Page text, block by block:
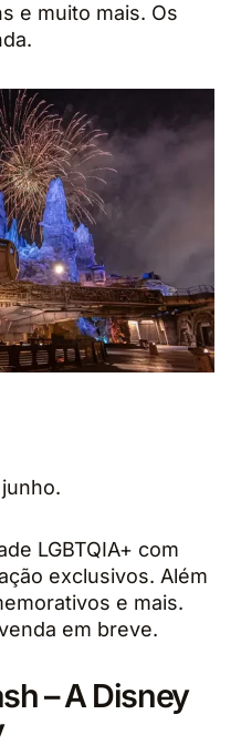
e muito mais. Os
LGBTQIA+ com
exclusivos. Além
e mais.
em breve.
– A Disney